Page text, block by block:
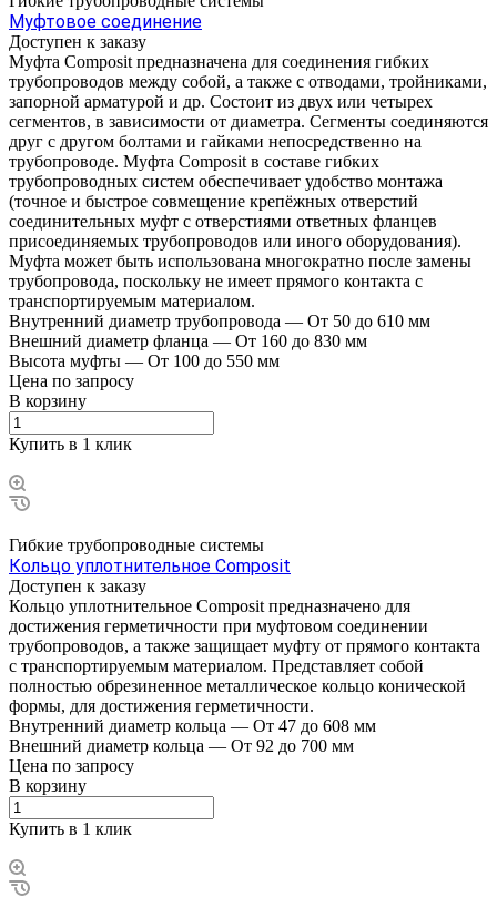
Муфтовое соединение
Доступен к заказу
Муфта Composit предназначена для соединения гибких
трубопроводов между собой, а также с отводами, тройниками,
запорной арматурой и др. Состоит из двух или четырех
сегментов, в зависимости от диаметра. Сегменты соединяются
друг с другом болтами и гайками непосредственно на
трубопроводе. Муфта Composit в составе гибких
трубопроводных систем обеспечивает удобство монтажа
(точное и быстрое совмещение крепёжных отверстий
соединительных муфт с отверстиями ответных фланцев
присоединяемых трубопроводов или иного оборудования).
Муфта может быть использована многократно после замены
трубопровода, поскольку не имеет прямого контакта с
транспортируемым материалом.
Внутренний диаметр трубопровода — От 50 до 610 мм
Внешний диаметр фланца — От 160 до 830 мм
Высота муфты — От 100 до 550 мм
Цена по запросу
В корзину
Купить в 1 клик
Гибкие трубопроводные системы
Кольцо уплотнительное Composit
Доступен к заказу
Кольцо уплотнительное Composit предназначено для
достижения герметичности при муфтовом соединении
трубопроводов, а также защищает муфту от прямого контакта
с транспортируемым материалом. Представляет собой
полностью обрезиненное металлическое кольцо конической
формы, для достижения герметичности.
Внутренний диаметр кольца — От 47 до 608 мм
Внешний диаметр кольца — От 92 до 700 мм
Цена по запросу
В корзину
Купить в 1 клик